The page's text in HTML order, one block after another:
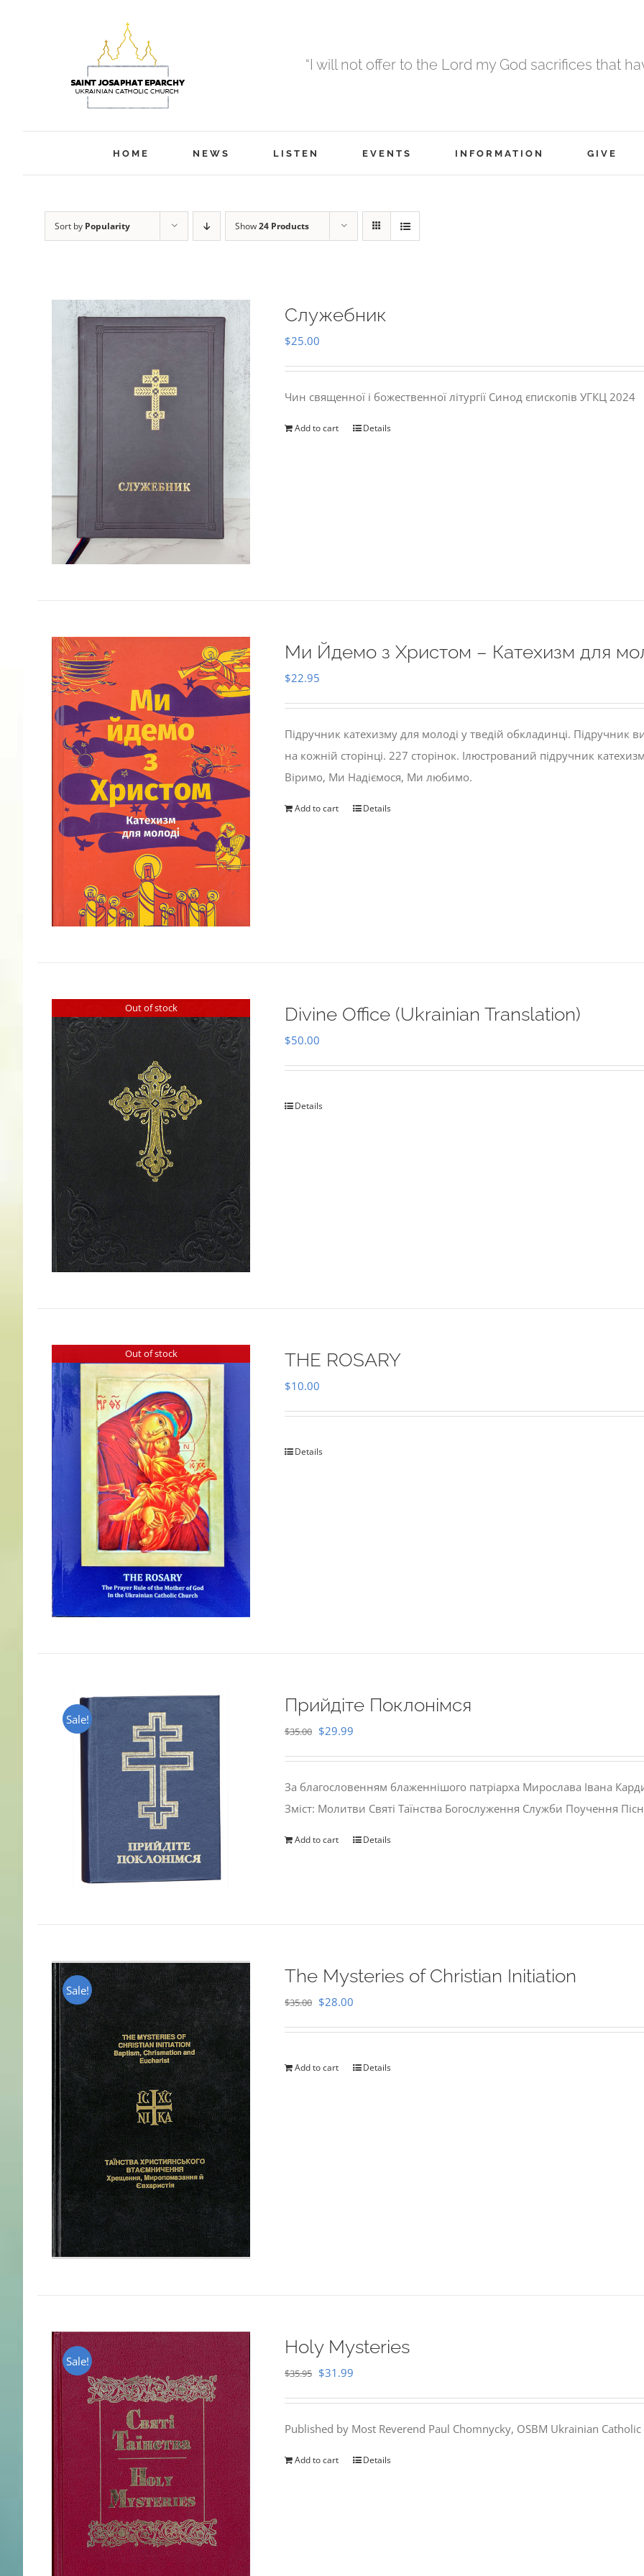
“I will not offer to the Lord my God sacrifices that
HOME NEWS LISTEN EVENTS INFORMATION GIVE
Sort by Popularity Show24 Products
Служебник
$25.00
Чин священної і божественної літургії Синод єпископів УГКЦ 2024
Add to cart Details
Ми Йдемо з Христом – Катехизм для
$22.95
Підручник катехизму для молоді у тведій обкладинці.
на кожній сторінці. 227 сторінок. Ілюстрований підручник
Віримо, Ми Надіємося, Ми любимо.
Add to cart Details
Out of stock Divine Office (Ukrainian Translation)
$50.00
Details
Out of stock THE ROSARY
$10.00
Details
Sale!
Прийдіте Поклонімся
$35.00 Original
$35.00.
$29.99
$29.99.
За благословенням блаженнішого патріарха Мирослава Івана
Зміст: Молитви Святі Таїнства Богослуження Служби Поучення
Add to cart Details
Sale!
The Mysteries of Christian Initiation
$35.00 Original
$35.00.
$28.00
$28.00.
Add to cart Details
Sale!
Holy Mysteries
$35.95 Original
$35.95.
$31.99
$31.99.
Published by Most Reverend Paul Chomnycky, OSBM Ukrainian
Add to cart Details